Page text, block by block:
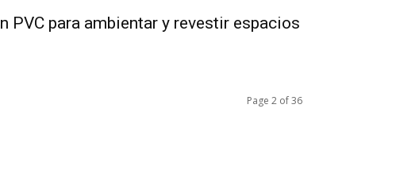
PVC para ambientar y revestir espacios
Page 2 of 36